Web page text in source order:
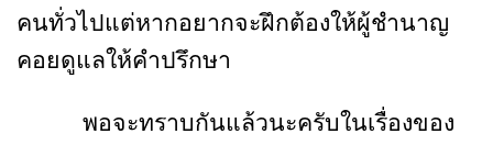
คนทั่วไปแต่หากอยากจะฝึกต้องให้ผู้ชำนาญ
คอยดูแลให้คำปรึกษา
พอจะทราบกันแล้วนะครับในเรื่องของ